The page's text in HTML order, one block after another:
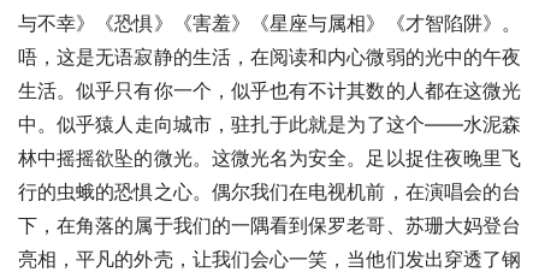
与不幸》《恐惧》《害羞》《星座与属相》《才智陷阱》。
唔，这是无语寂静的生活，在阅读和内心微弱的光中的午夜
生活。似乎只有你一个，似乎也有不计其数的人都在这微光
中。似乎猿人走向城市，驻扎于此就是为了这个——水泥森
林中摇摇欲坠的微光。这微光名为安全。足以捉住夜晚里飞
行的虫蛾的恐惧之心。偶尔我们在电视机前，在演唱会的台
下，在角落的属于我们的一隅看到保罗老哥、苏珊大妈登台
亮相，平凡的外壳，让我们会心一笑，当他们发出穿透了钢